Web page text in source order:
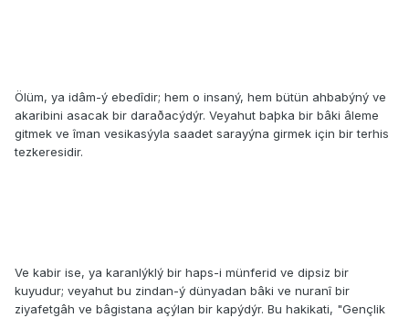
Ölüm, ya idâm-ý ebedîdir; hem o insaný, hem bütün ahbabýný ve
akaribini asacak bir daraðacýdýr. Veyahut baþka bir bâki âleme
gitmek ve îman vesikasýyla saadet sarayýna girmek için bir terhis
tezkeresidir.
Ve kabir ise, ya karanlýklý bir haps-i münferid ve dipsiz bir
kuyudur; veyahut bu zindan-ý dünyadan bâki ve nuranî bir
ziyafetgâh ve bâgistana açýlan bir kapýdýr. Bu hakikati, "Gençlik